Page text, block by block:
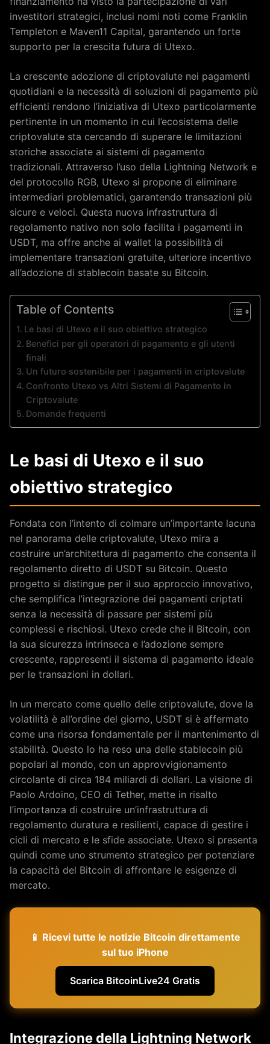
investitori strategici, inclusi nomi noti come Franklin
Templeton e Maven11 Capital, garantendo un forte
supporto per la crescita futura di Utexo.
La crescente adozione di criptovalute nei pagamenti
quotidiani e la necessità di soluzioni di pagamento più
efficienti rendono l’iniziativa di Utexo particolarmente
pertinente in un momento in cui l’ecosistema delle
criptovalute sta cercando di superare le limitazioni
storiche associate ai sistemi di pagamento
tradizionali. Attraverso l’uso della Lightning Network e
del protocollo RGB, Utexo si propone di eliminare
intermediari problematici, garantendo transazioni più
sicure e veloci. Questa nuova infrastruttura di
regolamento nativo non solo facilita i pagamenti in
USDT, ma offre anche ai wallet la possibilità di
implementare transazioni gratuite, ulteriore incentivo
all’adozione di stablecoin basate su Bitcoin.
Table of Contents
Le basi di Utexo e il suo obiettivo strategico
Benefici per gli operatori di pagamento e gli utenti
finali
Un futuro sostenibile per i pagamenti in criptovalute
Confronto Utexo vs Altri Sistemi di Pagamento in
Criptovalute
Domande frequenti
Le basi di Utexo e il suo
obiettivo strategico
Fondata con l’intento di colmare un’importante lacuna
nel panorama delle criptovalute, Utexo mira a
costruire un’architettura di pagamento che consenta il
regolamento diretto di USDT su Bitcoin. Questo
progetto si distingue per il suo approccio innovativo,
che semplifica l’integrazione dei pagamenti criptati
senza la necessità di passare per sistemi più
complessi e rischiosi. Utexo crede che il Bitcoin, con
la sua sicurezza intrinseca e l’adozione sempre
crescente, rappresenti il sistema di pagamento ideale
per le transazioni in dollari.
In un mercato come quello delle criptovalute, dove la
volatilità è all’ordine del giorno, USDT si è affermato
come una risorsa fondamentale per il mantenimento di
stabilità. Questo lo ha reso una delle stablecoin più
popolari al mondo, con un approvvigionamento
circolante di circa 184 miliardi di dollari. La visione di
Paolo Ardoino, CEO di Tether, mette in risalto
l’importanza di costruire un’infrastruttura di
regolamento duratura e resilienti, capace di gestire i
cicli di mercato e le sfide associate. Utexo si presenta
quindi come uno strumento strategico per potenziare
la capacità del Bitcoin di affrontare le esigenze di
mercato.
📱 Ricevi tutte le notizie Bitcoin direttamente
sul tuo iPhone
Scarica BitcoinLive24 Gratis
Integrazione della Lightning Network